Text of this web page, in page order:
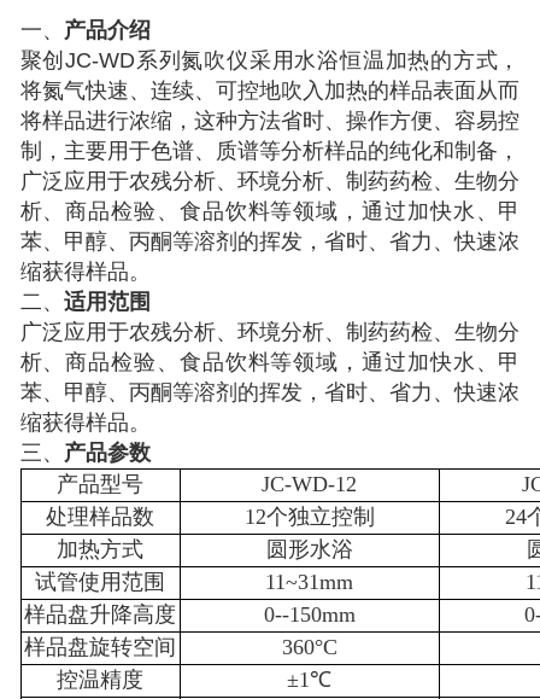
一、 产品介绍
聚创JC-WD系列氮吹仪采用水浴恒温加热的方式，
将氮气快速、连续、可控地吹入加热的样品表面从而
将样品进行浓缩，这种方法省时、操作方便、容易控
制，主要用于色谱、质谱等分析样品的纯化和制备，
广泛应用于农残分析、环境分析、制药药检、生物分
析、商品检验、食品饮料等领域，通过加快水、甲
苯、甲醇、丙酮等溶剂的挥发，省时、省力、快速浓
缩获得样品。
二、 适用范围
广泛应用于农残分析、环境分析、制药药检、生物分
析、商品检验、食品饮料等领域，通过加快水、甲
苯、甲醇、丙酮等溶剂的挥发，省时、省力、快速浓
缩获得样品。
三、 产品参数
产品型号
JC-WD-12
处理样品数
12个独立控制
24
加热方式
圆形水浴
试管使用范围
11~31mm
样品盘升降高度
0--150mm
样品盘旋转空间
360°C
控温精度
±1℃